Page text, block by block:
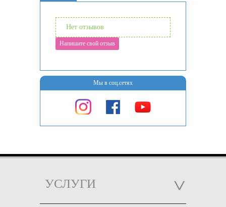
Нет отзывов
Напишите свой отзыв
Мы в соц.сетях
УСЛУГИ